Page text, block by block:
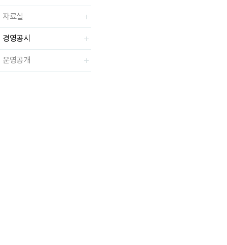
자료실
경영공시
운영공개